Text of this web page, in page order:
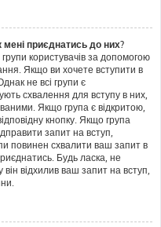
мені приєднатись до них?
користувачів за допомогою
Якщо ви хочете вступити в
не всі групи є
схвалення для вступу в них,
Якщо група є відкритою,
кнопку. Якщо група
запит на вступ,
повинен схвалити ваш запит в
Будь ласка, не
відхилив ваш запит на вступ,